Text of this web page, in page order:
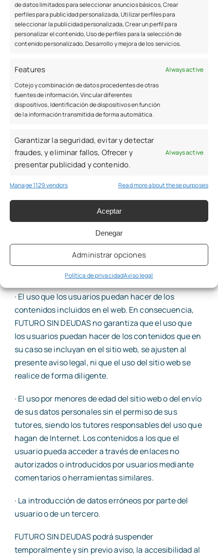
de datos limitados para seleccionar anuncios básicos, Crear
perfiles para publicidad personalizada, Utilizar perfiles para
seleccionar la publicidad personalizada, Crear un perfil para
personalizar el contenido, Uso de perfiles para la selección de
contenido personalizado, Desarrollo y mejora de los servicios.
Features
Always active
Cotejo y combinación de datos procedentes de otras
fuentes de información, Vincular diferentes
dispositivos, Identificación de dispositivos en función
de la información transmitida de forma automática.
Garantizar la seguridad, evitar y detectar
fraudes, y eliminar fallos, Ofrecer y
presentar publicidad y contenido.
Always active
Manage 1129 vendors Read more about these purposes
Aceptar
Denegar
Administrar opciones
Política de privacidadAviso legal
Responsabilidad y garantías
FUTURO SIN DEUDAS declara que ha adoptado las
medidas necesarias que, dentro de sus posibilidades
ausencia de virus y componentes dañinos. Sin
embargo, FUTURO SIN DEUDAS no puede hacerse
responsable de las siguientes situaciones que se
· La continuidad y disponibilidad de los Contenidos.
corrección de cualquier defecto que pudiera ocurrir.
· La ausencia de virus y/o demás componentes
dañinos.
· Los daños o perjuicios que cause cualquier
persona que vulnere los sistemas de seguridad de
FUTURO SIN DEUDAS
· El uso que los usuarios puedan hacer de los
contenidos incluidos en el web. En consecuencia,
FUTURO SIN DEUDAS no garantiza que el uso que
los usuarios puedan hacer de los contenidos que en
su caso se incluyan en el sitio web, se ajusten al
presente aviso legal, ni que el uso del sitio web se
realice de forma diligente.
· El uso por menores de edad del sitio web o del envío
de sus datos personales sin el permiso de sus
tutores, siendo los tutores responsables del uso que
hagan de Internet. Los contenidos a los que el
usuario pueda acceder a través de enlaces no
autorizados o introducidos por usuarios mediante
comentarios o herramientas similares.
· La introducción de datos erróneos por parte del
usuario o de un tercero.
FUTURO SIN DEUDAS podrá suspender
temporalmente y sin previo aviso, la accesibilidad al